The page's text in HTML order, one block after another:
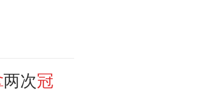
两次冠